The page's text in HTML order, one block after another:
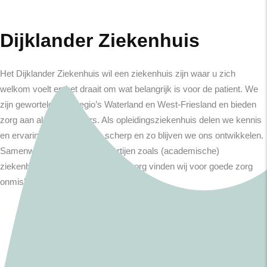
Dijklander Ziekenhuis
Het Dijklander Ziekenhuis wil een ziekenhuis zijn waar u zich
welkom voelt en het draait om wat belangrijk is voor de patient. We
zijn geworteld in de regio’s Waterland en West-Friesland en bieden
zorg aan al hun inwoners. Als opleidingsziekenhuis delen we kennis
en ervaring. Het houdt ons scherp en zo blijven we ons ontwikkelen.
Samenwerking met andere partijen zoals (academische)
ziekenhuizen, huisartsen en thuiszorg vinden wij voor goede zorg
onmisbaar.